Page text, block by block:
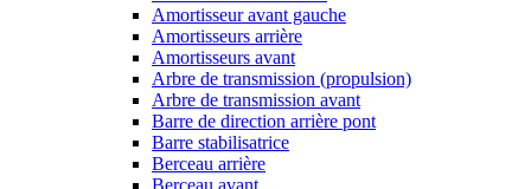
Amortisseur avant gauche
Amortisseurs arrière
Amortisseurs avant
Arbre de transmission (propulsion)
Arbre de transmission avant
Barre de direction arrière pont
Barre stabilisatrice
Berceau arrière
Berceau avant